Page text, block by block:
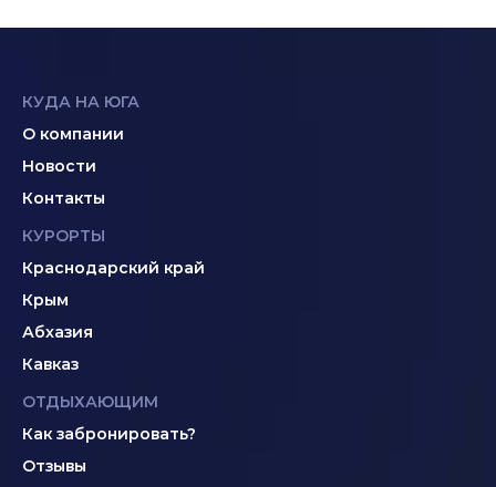
КУДА НА ЮГА
О компании
Новости
Контакты
КУРОРТЫ
Краснодарский край
Крым
Абхазия
Кавказ
ОТДЫХАЮЩИМ
Как забронировать?
Отзывы